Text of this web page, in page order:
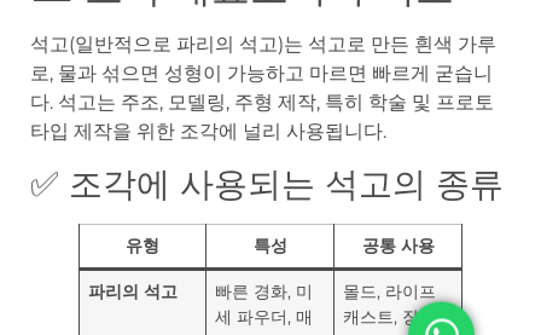
석고(일반적으로 파리의 석고)는 석고로 만든 흰색 가루
로, 물과 섞으면 성형이 가능하고 마르면 빠르게 굳습니
다. 석고는 주조, 모델링, 주형 제작, 특히 학술 및 프로토
타입 제작을 위한 조각에 널리 사용됩니다.
✅ 조각에 사용되는 석고의 종류
유형 특성 공통 사용
파리의 석고
빠른 경화, 미
세 파우더, 매
몰드, 라이프
캐스트, 장식